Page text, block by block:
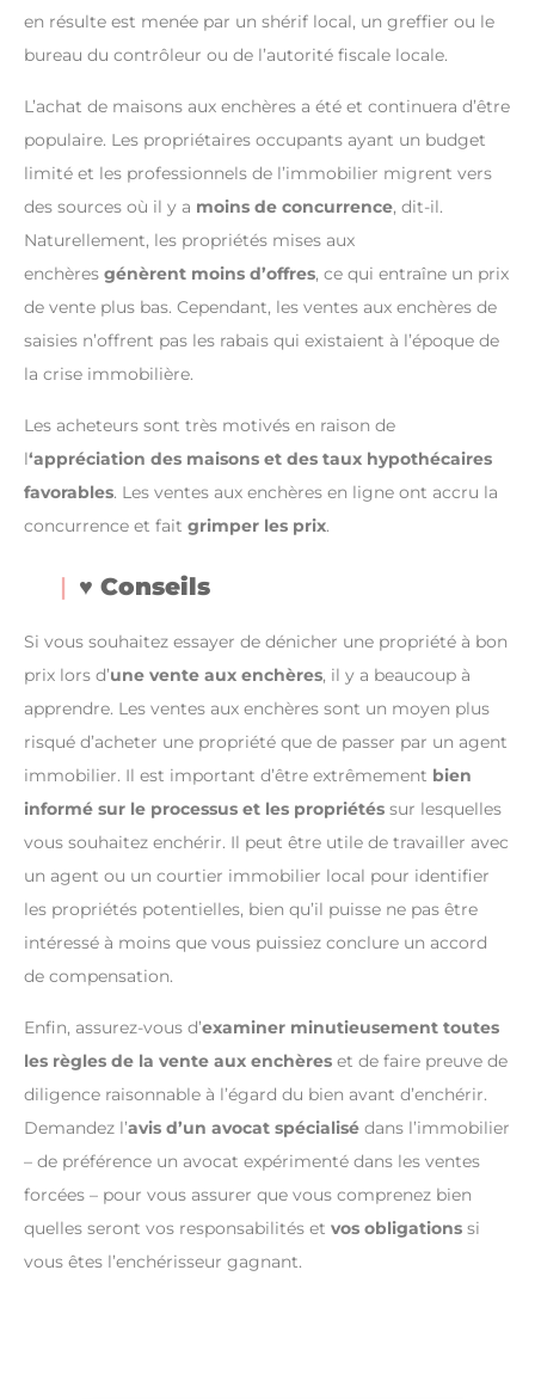
en résulte est menée par un shérif local, un greffier ou le
bureau du contrôleur ou de l’autorité fiscale locale.
L’achat de maisons aux enchères a été et continuera d’être
populaire. Les propriétaires occupants ayant un budget
limité et les professionnels de l’immobilier migrent vers
des sources où il y a moins de concurrence, dit-il.
Naturellement, les propriétés mises aux
enchères génèrent moins d’offres, ce qui entraîne un prix
de vente plus bas. Cependant, les ventes aux enchères de
saisies n’offrent pas les rabais qui existaient à l’époque de
la crise immobilière.
Les acheteurs sont très motivés en raison de
l‘appréciation des maisons et des taux hypothécaires
favorables. Les ventes aux enchères en ligne ont accru la
concurrence et fait grimper les prix.
♥ Conseils
Si vous souhaitez essayer de dénicher une propriété à bon
prix lors d’une vente aux enchères, il y a beaucoup à
apprendre. Les ventes aux enchères sont un moyen plus
risqué d’acheter une propriété que de passer par un agent
immobilier. Il est important d’être extrêmement bien
informé sur le processus et les propriétés sur lesquelles
vous souhaitez enchérir. Il peut être utile de travailler avec
un agent ou un courtier immobilier local pour identifier
les propriétés potentielles, bien qu’il puisse ne pas être
intéressé à moins que vous puissiez conclure un accord
de compensation.
Enfin, assurez-vous d’examiner minutieusement toutes
les règles de la vente aux enchères et de faire preuve de
diligence raisonnable à l’égard du bien avant d’enchérir.
Demandez l’avis d’un avocat spécialisé dans l’immobilier
– de préférence un avocat expérimenté dans les ventes
forcées – pour vous assurer que vous comprenez bien
quelles seront vos responsabilités et vos obligations si
vous êtes l’enchérisseur gagnant.